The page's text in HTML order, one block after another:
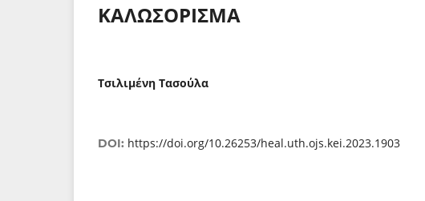
ΚΑΛΩΣΟΡΙΣΜΑ
Τσιλιμένη Τασούλα
DOI: https://doi.org/10.26253/heal.uth.ojs.kei.2023.1903